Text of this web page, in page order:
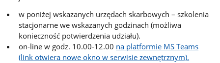
w poniżej wskazanych urzędach skarbowych – szkolenia
stacjonarne we wskazanych godzinach (możliwa
konieczność potwierdzenia udziału).
on-line w godz. 10.00-12.00 na platformie MS Teams
(link otwiera nowe okno w serwisie zewnętrznym).